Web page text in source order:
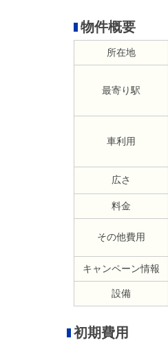
物件概要
所在地
最寄り駅
車利用
広さ
料金
その他費用
キャンペーン情報
設備
初期費用